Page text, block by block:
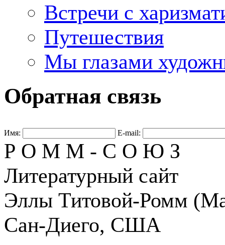
Встречи с
Путешествия
Мы глазами
Обратная связь
Имя: E-mail:
Р О М М - С О Ю З
Литературный сайт
Эллы Титовой-Ромм
Сан-Диего, США